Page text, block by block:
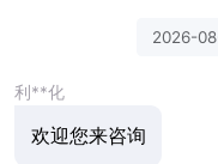
2026-
利**化
欢迎您来咨询